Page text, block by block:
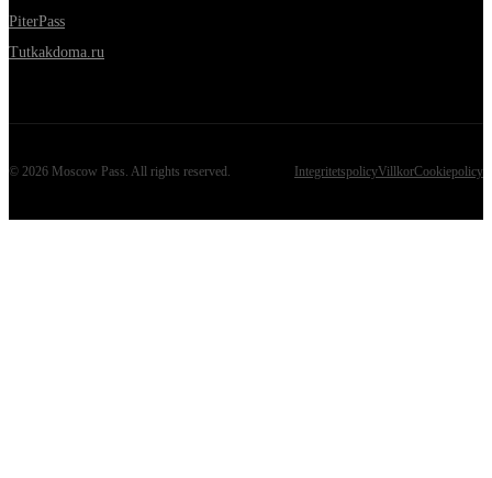
PiterPass
Tutkakdoma.ru
© 2026 Moscow Pass. All rights reserved. IntegritetspolicyVillkorCookiepolicy